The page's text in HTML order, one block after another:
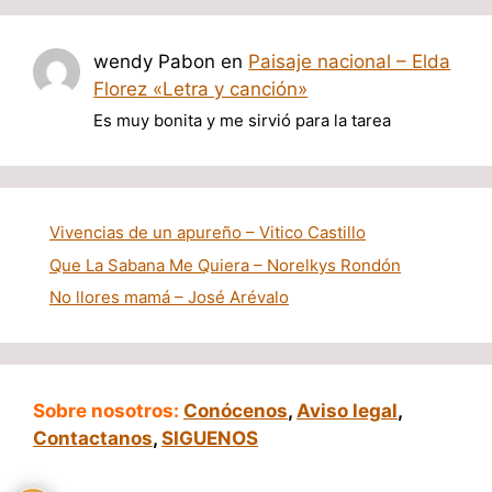
wendy Pabon en Paisaje nacional – Elda
Florez «Letra y canción»
Es muy bonita y me sirvió para la tarea
Vivencias de un apureño – Vitico Castillo
Que La Sabana Me Quiera – Norelkys Rondón
No llores mamá – José Arévalo
Sobre nosotros: Conócenos, Aviso legal,
Contactanos, SIGUENOS